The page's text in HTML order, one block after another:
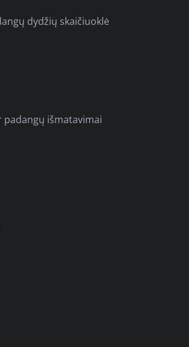
dydžių skaičiuoklė
padangų išmatavimai